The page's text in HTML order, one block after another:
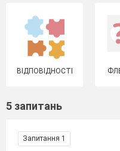
ВІДПОВІДНОСТІ
5 запитань
Запитання 1